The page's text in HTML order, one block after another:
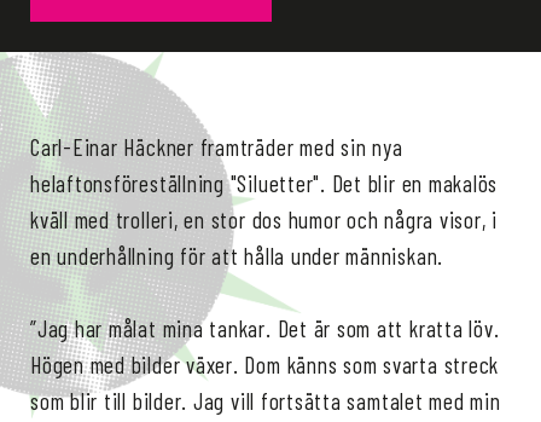
Carl-Einar Häckner framträder med sin nya
helaftonsföreställning "Siluetter". Det blir en makalös
kväll med trolleri, en stor dos humor och några visor, i
en underhållning för att hålla under människan.
”Jag har målat mina tankar. Det är som att kratta löv.
Högen med bilder växer. Dom känns som svarta streck
som blir till bilder. Jag vill fortsätta samtalet med min